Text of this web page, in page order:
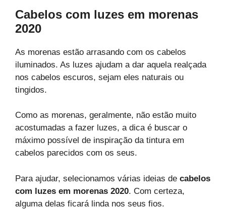
Cabelos com luzes em morenas
2020
As morenas estão arrasando com os cabelos
iluminados. As luzes ajudam a dar aquela realçada
nos cabelos escuros, sejam eles naturais ou
tingidos.
Como as morenas, geralmente, não estão muito
acostumadas a fazer luzes, a dica é buscar o
máximo possível de inspiração da tintura em
cabelos parecidos com os seus.
Para ajudar, selecionamos várias ideias de cabelos
com luzes em morenas 2020. Com certeza,
alguma delas ficará linda nos seus fios.